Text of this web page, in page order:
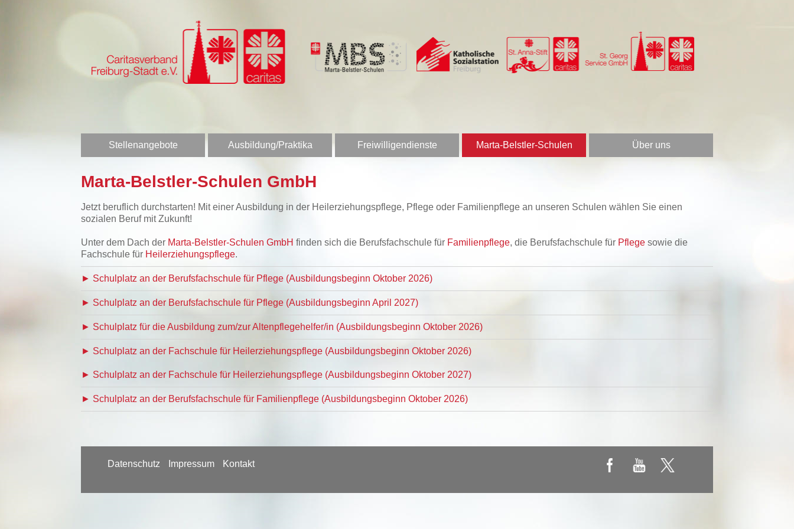
Stellenangebote Ausbildung/Praktika Freiwilligendienste Marta-Belstler-Schulen Über uns
Marta-Belstler-Schulen GmbH
Jetzt beruflich durchstarten! Mit einer Ausbildung in der Heilerziehungspflege, Pflege oder Familienpflege an unseren Schulen wählen Sie einen
sozialen Beruf mit Zukunft!
Unter dem Dach der Marta-Belstler-Schulen GmbH finden sich die Berufsfachschule für Familienpflege, die Berufsfachschule für Pflege sowie die
Fachschule für Heilerziehungspflege.
► Schulplatz an der Berufsfachschule für Pflege (Ausbildungsbeginn Oktober 2026)
► Schulplatz an der Berufsfachschule für Pflege (Ausbildungsbeginn April 2027)
► Schulplatz für die Ausbildung zum/zur Altenpflegehelfer/in (Ausbildungsbeginn Oktober 2026)
► Schulplatz an der Fachschule für Heilerziehungspflege (Ausbildungsbeginn Oktober 2026)
► Schulplatz an der Fachschule für Heilerziehungspflege (Ausbildungsbeginn Oktober 2027)
► Schulplatz an der Berufsfachschule für Familienpflege (Ausbildungsbeginn Oktober 2026)
Datenschutz Impressum Kontakt